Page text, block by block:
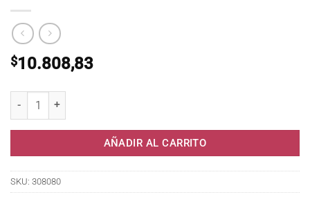
$10.808,83
AÑADIR AL CARRITO
SKU: 308080